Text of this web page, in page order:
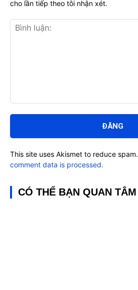
luận:
cho lần tiếp theo tôi nhận xét.
This site uses Akismet to reduce spam.
comment data is processed.
CÓ THỂ BẠN QUAN TÂM